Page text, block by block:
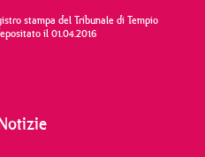
stampa del Tribunale di Tempio
il 01.04.2016